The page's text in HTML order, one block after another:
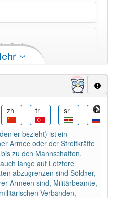
Duden
-en Soldat (N) und
: 26
zh tr sr ru
er bezieht) ist ein
Armee oder der Streitkräfte
zu den Mannschaften,
lange auf Letztere
abzugrenzen sind Söldner,
Armeen sind, Militärbeamte,
Verbänden,